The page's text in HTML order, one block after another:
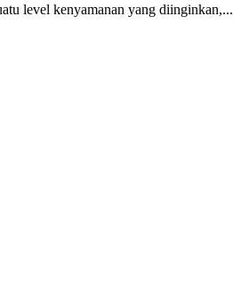
level kenyamanan yang diinginkan,...